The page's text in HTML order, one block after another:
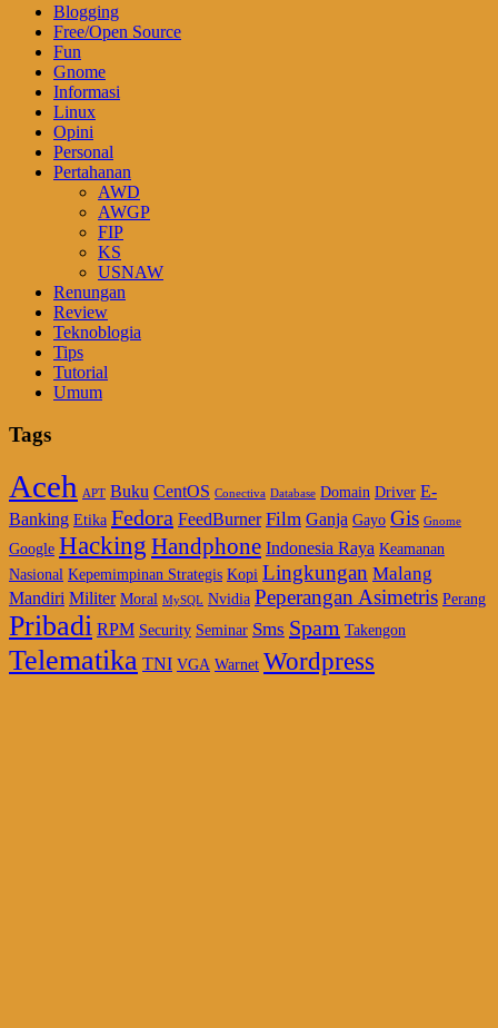
Blogging
Free/Open Source
Fun
Gnome
Informasi
Linux
Opini
Personal
Pertahanan
AWD
AWGP
FIP
KS
USNAW
Renungan
Review
Teknoblogia
Tips
Tutorial
Umum
Tags
Aceh APT Buku CentOS Conectiva Database Domain Driver E-
Banking Etika Fedora FeedBurner Film Ganja Gayo Gis Gnome
Google Hacking Handphone Indonesia Raya Keamanan
Nasional Kepemimpinan Strategis Kopi Lingkungan Malang
Mandiri Militer Moral MySQL Nvidia Peperangan Asimetris Perang
Pribadi RPM Security Seminar Sms Spam Takengon
Telematika TNI VGA Warnet Wordpress